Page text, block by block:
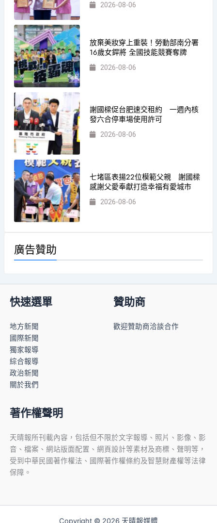
2026-08-06
放棄美妝穿上重裝！勞動部南分署
16歲女銲將 全國技能競賽奪牌
2026-08-06
謝國樑促台肥速交租約 一週內核
發六合停車場使用許可
2026-08-06
七堵區表揚22位模範父親 謝國樑
感謝父愛奉獻打造幸福有愛城市
2026-08-06
廣告贊助
快速選單
地方新聞
國際新聞
獨家報導
綜合報導
政治新聞
關於我們
贊助商
歡迎贊助商洽談合作
著作權聲明
天晴報所刊載內容，包括但不限於文字報導、照片、影像、影
音、檔案、網站版面配置、網頁設計等素材及商標、聲明等，
受到中華民國著作權法、國際著作權條約及智慧財產權等法律
保障。
Copyright © 2026 天晴報媒體